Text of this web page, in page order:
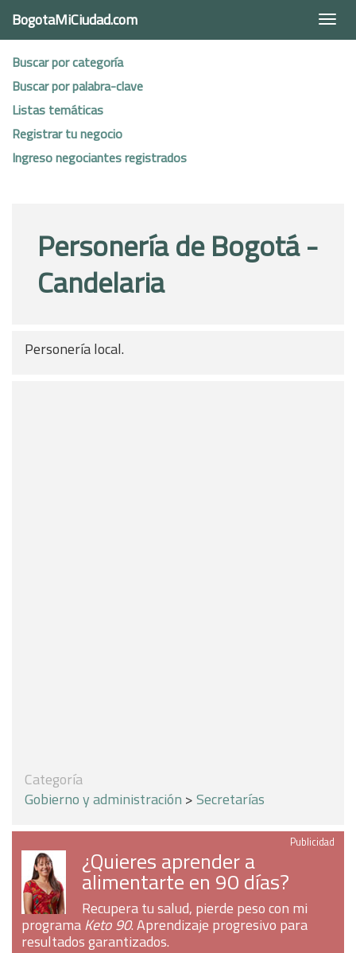
BogotaMiCiudad.com
Buscar por categoría
Buscar por palabra-clave
Listas temáticas
Registrar tu negocio
Ingreso negociantes registrados
Personería de Bogotá -
Candelaria
Personería local.
Categoría
Gobierno y administración >Secretarías
Publicidad
¿Quieres aprender a
alimentarte en 90 días?
Recupera tu salud, pierde peso con mi
programaKeto 90. Aprendizaje progresivo para
resultados garantizados.